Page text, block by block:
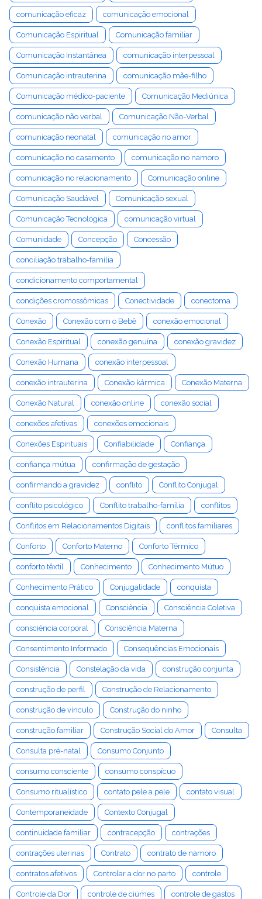
comunicação eficaz comunicação emocional
Comunicação Espiritual Comunicação familiar
Comunicação Instantânea comunicação interpessoal
Comunicação intrauterina comunicação mãe-filho
Comunicação médico-paciente Comunicação Mediúnica
comunicação não verbal Comunicação Não-Verbal
comunicação neonatal comunicação no amor
comunicação no casamento comunicação no namoro
comunicação no relacionamento Comunicação online
Comunicação Saudável Comunicação sexual
Comunicação Tecnológica comunicação virtual
Comunidade Concepção Concessão
conciliação trabalho-família
condicionamento comportamental
condições cromossômicas Conectividade conectoma
Conexão Conexão com o Bebê conexão emocional
Conexão Espiritual conexão genuína conexão gravidez
Conexão Humana conexão interpessoal
conexão intrauterina Conexão kármica Conexão Materna
Conexão Natural conexão online conexão social
conexões afetivas conexões emocionais
Conexões Espirituais Confiabilidade Confiança
confiança mútua confirmação de gestação
confirmando a gravidez conflito Conflito Conjugal
conflito psicológico Conflito trabalho-família conflitos
Conflitos em Relacionamentos Digitais conflitos familiares
Conforto Conforto Materno Conforto Térmico
conforto têxtil Conhecimento Conhecimento Mútuo
Conhecimento Prático Conjugalidade conquista
conquista emocional Consciência Consciência Coletiva
consciência corporal Consciência Materna
Consentimento Informado Consequências Emocionais
Consistência Constelação da vida construção conjunta
construção de perfil Construção de Relacionamento
construção de vínculo Construção do ninho
construção familiar Construção Social do Amor Consulta
Consulta pré-natal Consumo Conjunto
consumo consciente consumo conspícuo
Consumo ritualístico contato pele a pele contato visual
Contemporaneidade Contexto Conjugal
continuidade familiar contracepção contrações
contrações uterinas Contrato contrato de namoro
contratos afetivos Controlar a dor no parto controle
Controle da Dor controle de ciúmes controle de gastos